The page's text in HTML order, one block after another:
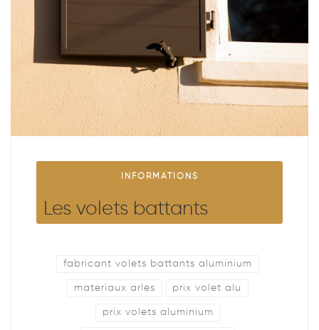
INFORMATIONS
Les volets battants
fabricant volets battants aluminium
materiaux arles prix volet alu
prix volets aluminium